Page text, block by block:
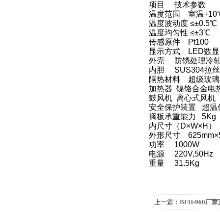
项目 技术参数
温度范围 室温
温度波动度
温度均匀性 ≤±3℃
传感原件 Pt100
显示方式 LED数
外壳 防锈处理冷
内胆 SUS304拉
隔热材料 超级玻
加热器 镍铬合金
鼓风机 离心式风机
安全保护装置 超
搁板承重能力
内尺寸（D×W×H
外形尺寸
功率 1000W
电源 220V,50Hz
重量 31.5Kg
上一篇： BFH-960厂家